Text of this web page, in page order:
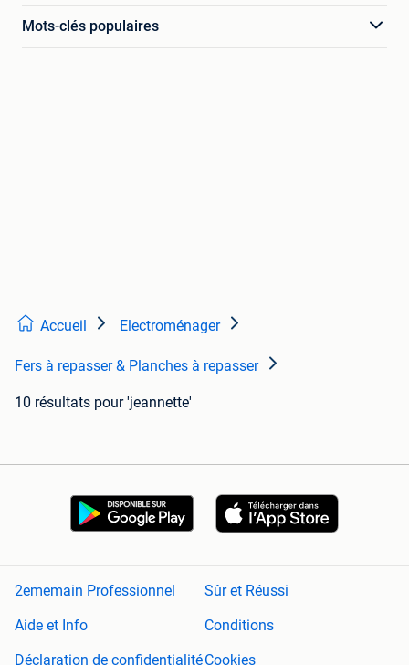
Mots-clés populaires
Accueil Electroménager
Fers à repasser & Planches à repasser
10 résultats pour 'jeannette'
2ememain Professionnel
Sûr et Réussi
Aide et Info
Conditions
Déclaration de confidentialitéCookies